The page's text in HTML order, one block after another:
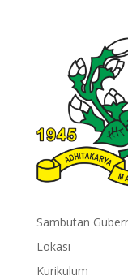
Sambutan
Lokasi
Kurikulum